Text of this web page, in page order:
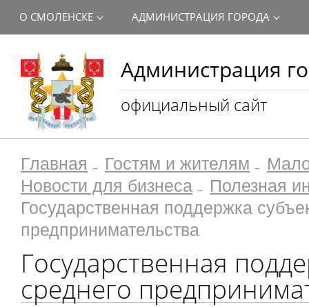
Администрация
официальный сайт
О СМОЛЕНСКЕ АДМИНИСТРАЦИЯ ГОРОДА
Главная Гостям и жителям
Новости для бизнеса
Полезная
Государственная поддержка
предпринимательства
Государственная
среднего